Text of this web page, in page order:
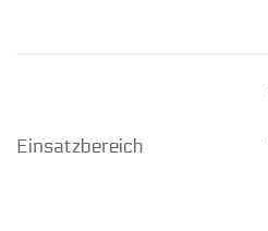
Einsatzbereich